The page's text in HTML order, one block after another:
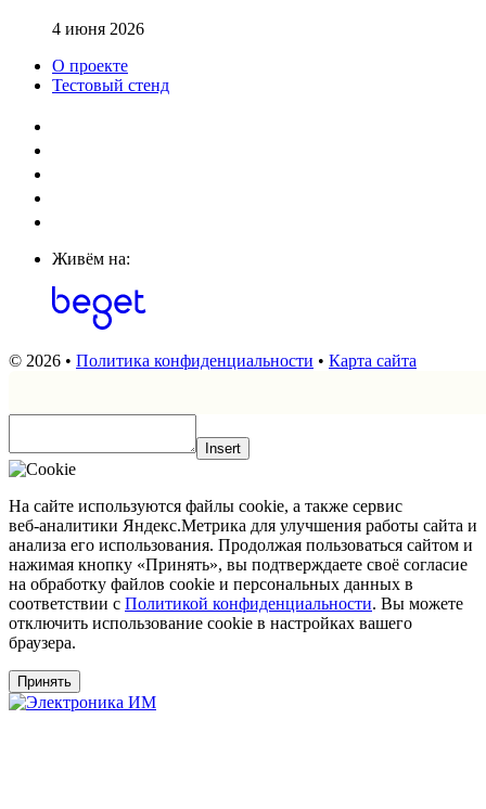
4 июня 2026
О проекте
Тестовый стенд
Живём на:
© 2026 • Политика конфиденциальности • Карта сайта
Insert
На сайте используются файлы cookie, а также сервис
веб‑аналитики Яндекс.Метрика для улучшения работы сайта и
анализа его использования. Продолжая пользоваться сайтом и
нажимая кнопку «Принять», вы подтверждаете своё согласие
на обработку файлов cookie и персональных данных в
соответствии с Политикой конфиденциальности. Вы можете
отключить использование cookie в настройках вашего
браузера.
Принять